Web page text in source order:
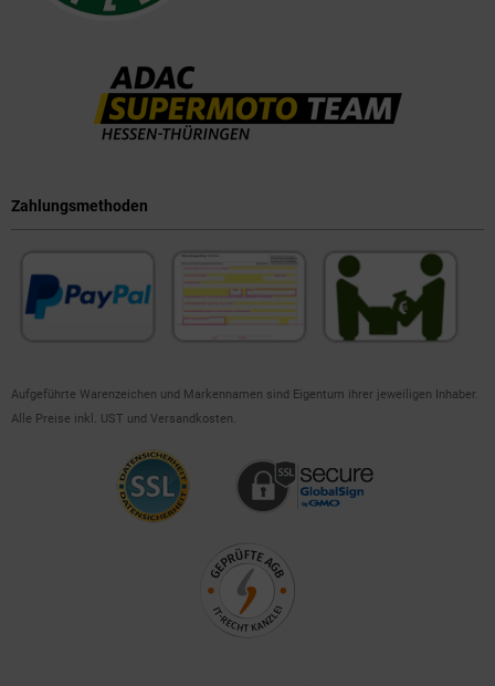
Zahlungsmethoden
Aufgeführte Warenzeichen und Markennamen sind Eigentum ihrer jeweiligen Inhaber.
Alle Preise inkl. UST und Versandkosten.